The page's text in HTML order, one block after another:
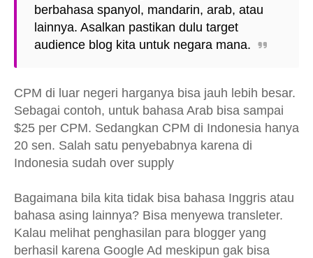
berbahasa spanyol, mandarin, arab, atau
lainnya. Asalkan pastikan dulu target
audience blog kita untuk negara mana.
CPM di luar negeri harganya bisa jauh lebih besar.
Sebagai contoh, untuk bahasa Arab bisa sampai
$25 per CPM. Sedangkan CPM di Indonesia hanya
20 sen. Salah satu penyebabnya karena di
Indonesia sudah over supply
Bagaimana bila kita tidak bisa bahasa Inggris atau
bahasa asing lainnya? Bisa menyewa transleter.
Kalau melihat penghasilan para blogger yang
berhasil karena Google Ad meskipun gak bisa